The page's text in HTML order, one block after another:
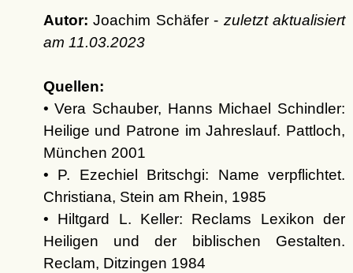
Autor: Joachim Schäfer - zuletzt aktualisiert
am 11.03.2023
Quellen:
• Vera Schauber, Hanns Michael Schindler:
Heilige und Patrone im Jahreslauf. Pattloch,
München 2001
• P. Ezechiel Britschgi: Name verpflichtet.
Christiana, Stein am Rhein, 1985
• Hiltgard L. Keller: Reclams Lexikon der
Heiligen und der biblischen Gestalten.
Reclam, Ditzingen 1984